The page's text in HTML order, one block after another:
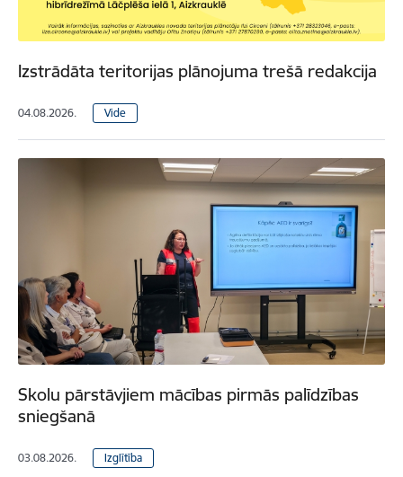
Izstrādāta teritorijas plānojuma trešā redakcija
04.08.2026. Vide
Skolu pārstāvjiem mācības pirmās palīdzības
sniegšanā
03.08.2026. Izglītība